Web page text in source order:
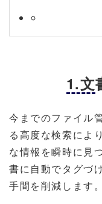
1.文
今までのファイル
る高度な検索によ
な情報を瞬時に見
書に自動でタグづ
手間を削減します。